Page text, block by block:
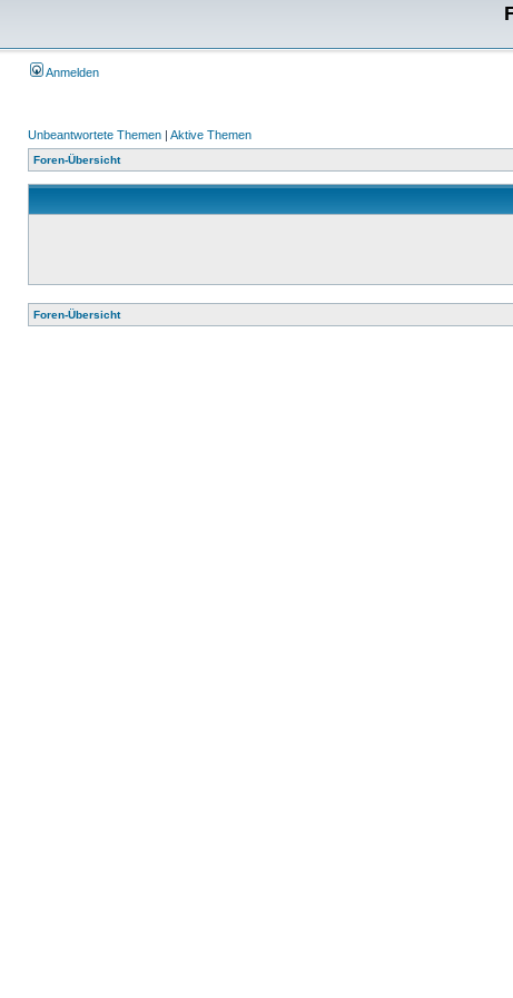
Anmelden
Unbeantwortete Themen | Aktive Themen
Foren-Übersicht
Foren-Übersicht